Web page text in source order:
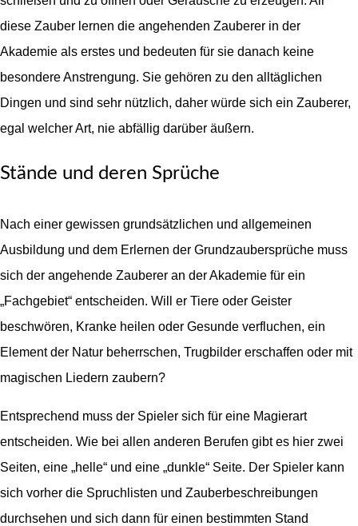
diese Zauber lernen die angehenden Zauberer in der
Akademie als erstes und bedeuten für sie danach keine
besondere Anstrengung. Sie gehören zu den alltäglichen
Dingen und sind sehr nützlich, daher würde sich ein Zauberer,
egal welcher Art, nie abfällig darüber äußern.
Stände und deren Sprüche
Nach einer gewissen grundsätzlichen und allgemeinen
Ausbildung und dem Erlernen der Grundzaubersprüche muss
sich der angehende Zauberer an der Akademie für ein
„Fachgebiet“ entscheiden. Will er Tiere oder Geister
beschwören, Kranke heilen oder Gesunde verfluchen, ein
Element der Natur beherrschen, Trugbilder erschaffen oder mit
magischen Liedern zaubern?
Entsprechend muss der Spieler sich für eine Magierart
entscheiden. Wie bei allen anderen Berufen gibt es hier zwei
Seiten, eine „helle“ und eine „dunkle“ Seite. Der Spieler kann
sich vorher die Spruchlisten und Zauberbeschreibungen
durchsehen und sich dann für einen bestimmten Stand